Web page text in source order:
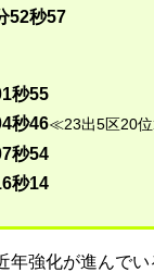
52秒57
秒55
秒46≪23出5区20
秒54
秒14
強化が進んでい